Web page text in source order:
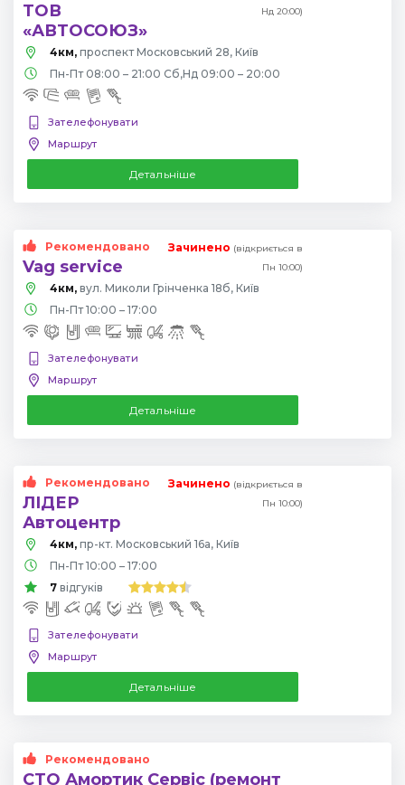
ТОВ
«АВТОСОЮЗ»
Нд 20:00)
4км, проспект Московський 28, Київ
Пн-Пт 08:00 – 21:00 Сб,Нд 09:00 – 20:00
Зателефонувати
Маршрут
Детальніше
Рекомендовано
Vag service
Зачинено (відкриється в
Пн 10:00)
4км, вул. Миколи Грінченка 18б, Київ
Пн-Пт 10:00 – 17:00
Зателефонувати
Маршрут
Детальніше
Рекомендовано
ЛІДЕР
Автоцентр
Зачинено (відкриється в
Пн 10:00)
4км, пр-кт. Московський 16а, Київ
Пн-Пт 10:00 – 17:00
7 відгуків
Зателефонувати
Маршрут
Детальніше
Рекомендовано
СТО Амортик Сервіс (ремонт